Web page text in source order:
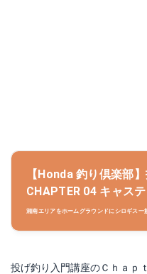
【Honda 釣り倶楽部
CHAPTER 04 キャス
湘南エリアをホームグラウンドにシロギス
投げ釣り入門講座のＣｈａｐ